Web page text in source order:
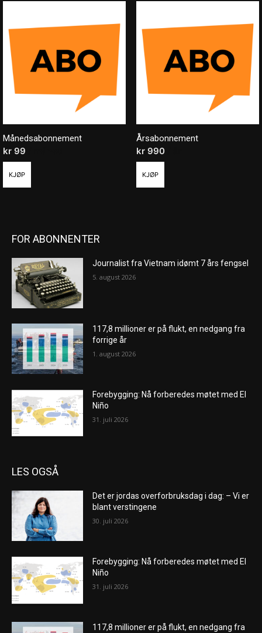
Månedsabonnement
kr 99
KJØP
Årsabonnement
kr990
KJØP
FOR ABONNENTER
Journalist fra Vietnam idømt 7 års fengsel
5. august 2026
117,8 millioner er på flukt, en nedgang fra
forrige år
1. august 2026
Forebygging: Nå forberedes møtet med El
Niño
31. juli 2026
LES OGSÅ
Det er jordas overforbruksdag i dag: – Vi er
blant verstingene
30. juli 2026
Forebygging: Nå forberedes møtet med El
Niño
31. juli 2026
117,8 millioner er på flukt, en nedgang fra